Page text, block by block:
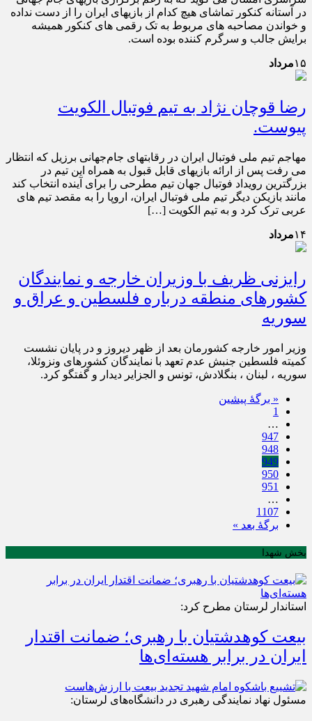
در آستانه کنکور تماشای هیچ کدام از بازیهای ایران را از دست نداده
و خواندن مصاحبه های مربوط به تک رقمی های کنکور همیشه
برایش جالب و سرگرم کننده بوده است.
۱۵مرداد
رضا قوچان نژاد به تیم فوتبال الکویت
پیوست.
مهاجم تیم ملی فوتبال ایران در رقابتهای جام‌جهانی برزیل که انتظار
می رفت پس از ارائه بازیهای قابل قبول به همراه این تیم در
بزرگترین رویداد فوتبال جهان تیم مطرحی را برای آینده انتخاب کند
مانند بازیکن دیگر تیم ملی فوتبال ایران، اروپا را به مقصد تیم های
عربی ترک کرد و به تیم الکویت […]
۱۴مرداد
رایزنی ظریف با وزیران خارجه و نمایندگان
کشورهای منطقه درباره فلسطین و عراق و
سوریه
وزیر امور خارجه کشورمان بعد از ظهر دیروز و در پایان نشست
کمیته فلسطین جنبش عدم تعهد با نمایندگان کشورهای ونزوئلا،
سوریه ، لبنان ، بنگلادش، تونس و الجزایر دیدار و گفتگو کرد.
« برگه‌ٔ پیشین
1
…
947
948
949
950
951
…
1107
برگهٔ بعد »
بخش شهدا
استاندار لرستان مطرح کرد:
بیعت کوهدشتیان با رهبری؛ ضمانت اقتدار
ایران در برابر هسته‌ای‌ها
مسئول نهاد نمایندگی رهبری در دانشگاه‌های لرستان: